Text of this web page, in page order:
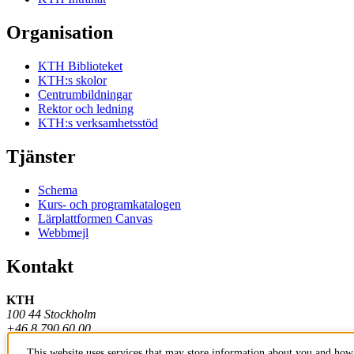
Organisation
KTH Biblioteket
KTH:s skolor
Centrumbildningar
Rektor och ledning
KTH:s verksamhetsstöd
Tjänster
Schema
Kurs- och programkatalogen
Lärplattformen Canvas
Webbmejl
Kontakt
KTH
100 44 Stockholm
+46 8 790 60 00